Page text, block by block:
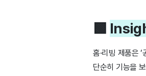
🟩
홈·리빙 제품은
단순히 기능을